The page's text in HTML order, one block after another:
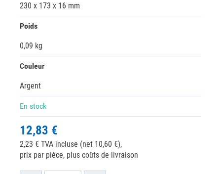
230 x 173 x 16 mm
Poids
0,09 kg
Couleur
Argent
En stock
12,83 €
2,23 € TVA incluse (net 10,60 €),
prix par pièce, plus coûts de livraison